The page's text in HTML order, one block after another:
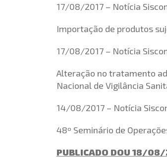
17/08/2017 – Notícia
Importação de produtos
17/08/2017 – Notícia
Alteração no tratamento
Nacional de Vigilância
14/08/2017 – Notícia
48º Seminário de
PUBLICADO DOU 18/